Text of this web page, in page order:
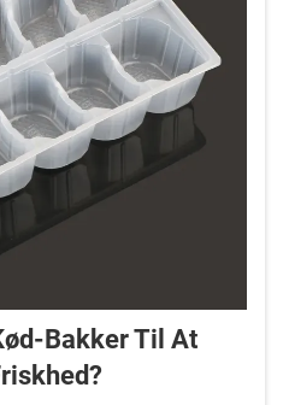
Bakker Til At